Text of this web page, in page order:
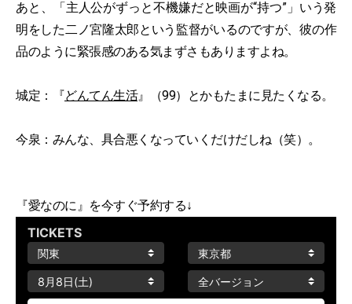
あと、「主人公がずっと不機嫌だと映画が“持つ”」いう発
明をした二ノ宮隆太郎という監督がいるのですが、彼の作
品のように緊張感のある気まずさもありますよね。
城定：『どんてん生活』（99）とかもたまに見たくなる。
今泉：みんな、具合悪くなっていくだけだしね（笑）。
『愛なのに』を今すぐ予約する↓